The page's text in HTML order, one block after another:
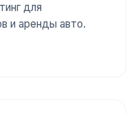
для
и аренды авто.